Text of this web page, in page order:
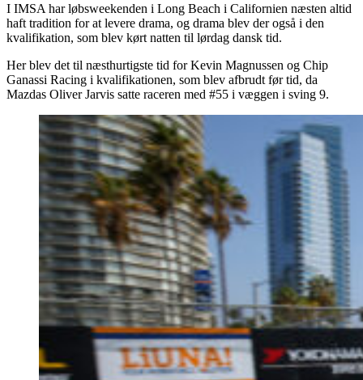
I IMSA har løbsweekenden i Long Beach i Californien næsten altid
haft tradition for at levere drama, og drama blev der også i den
kvalifikation, som blev kørt natten til lørdag dansk tid.
Her blev det til næsthurtigste tid for Kevin Magnussen og Chip
Ganassi Racing i kvalifikationen, som blev afbrudt før tid, da
Mazdas Oliver Jarvis satte raceren med #55 i væggen i sving 9.